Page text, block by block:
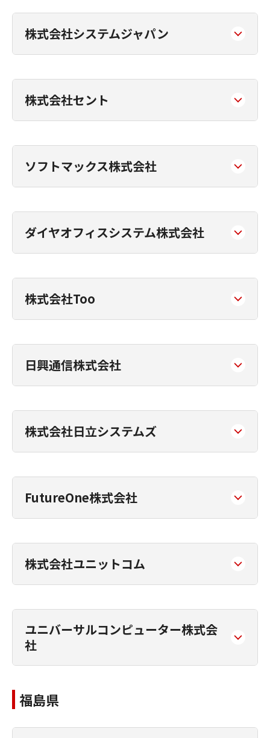
株式会社システムジャパン
株式会社セント
ソフトマックス株式会社
ダイヤオフィスシステム株式会社
株式会社Too
日興通信株式会社
株式会社日立システムズ
FutureOne株式会社
株式会社ユニットコム
ユニバーサルコンピューター株式会
社
福島県